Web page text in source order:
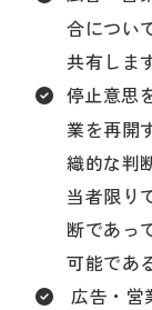
合につい
共有しま
停止意思
業を再開
織的な判
当者限り
断であっ
可能であ
広告・営